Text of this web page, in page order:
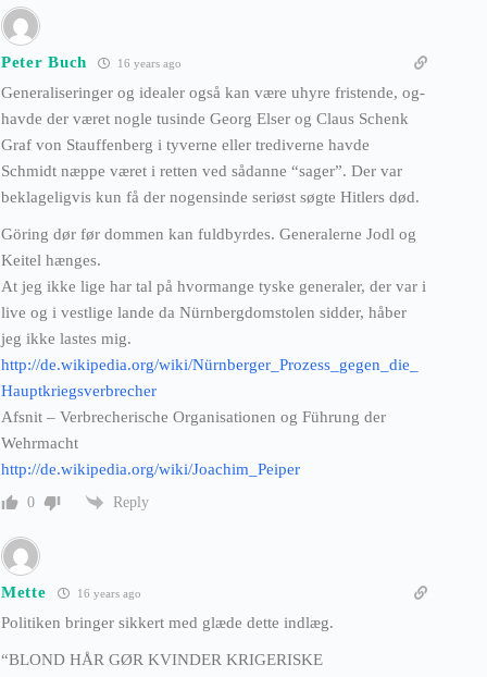
Peter Buch 16 years ago
Generaliseringer og idealer også kan være uhyre fristende, og-
havde der været nogle tusinde Georg Elser og Claus Schenk
Graf von Stauffenberg i tyverne eller trediverne havde
Schmidt næppe været i retten ved sådanne “sager”. Der var
beklageligvis kun få der nogensinde seriøst søgte Hitlers død.
Göring dør før dommen kan fuldbyrdes. Generalerne Jodl og
Keitel hænges.
At jeg ikke lige har tal på hvormange tyske generaler, der var i
live og i vestlige lande da Nürnbergdomstolen sidder, håber
jeg ikke lastes mig.
http://de.wikipedia.org/wiki/Nürnberger_Prozess_gegen_die_
Hauptkriegsverbrecher
Afsnit – Verbrecherische Organisationen og Führung der
Wehrmacht
http://de.wikipedia.org/wiki/Joachim_Peiper
0 Reply
Mette 16 years ago
Politiken bringer sikkert med glæde dette indlæg.
“BLOND HÅR GØR KVINDER KRIGERISKE